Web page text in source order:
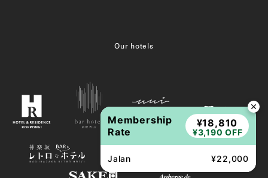
Our hotels
Membership
Rate
¥18,810
¥3,190 OFF
Jalan ¥22,000